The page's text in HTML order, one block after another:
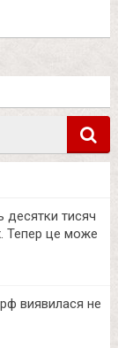
десятки тисяч
Тепер це може
виявилася не